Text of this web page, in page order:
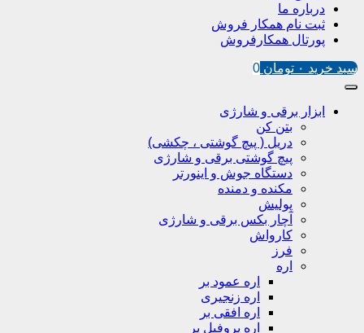
درباره ما
ثبت نام همکار فروش
پورتال همکارفروش
سبد خرید ۰ تومان 0
ابزار برقی و شارژی
بتن کن
دریل ( پیچ گوشتی ، چکشی)
پیچ گوشتی برقی و شارژی
دستگاه جوش و اینورتر
مکنده و دمنده
پولیش
آچار بکس برقی و شارژی
کارواش
فرز
اره
اره عمود بر
اره زنجیری
اره افقی بر
اره پروفیل پر